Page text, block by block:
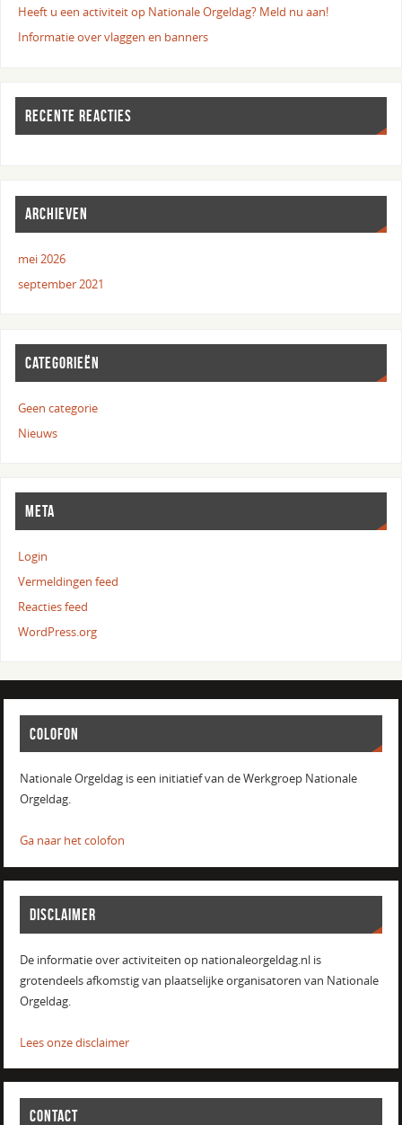
Heeft u een activiteit op Nationale Orgeldag? Meld nu aan!
Informatie over vlaggen en banners
RECENTE REACTIES
ARCHIEVEN
mei 2026
september 2021
CATEGORIEËN
Geen categorie
Nieuws
META
Login
Vermeldingen feed
Reacties feed
WordPress.org
COLOFON
Nationale Orgeldag is een initiatief van de Werkgroep Nationale
Orgeldag.
Ga naar het colofon
DISCLAIMER
De informatie over activiteiten op nationaleorgeldag.nl is
grotendeels afkomstig van plaatselijke organisatoren van Nationale
Orgeldag.
Lees onze disclaimer
CONTACT